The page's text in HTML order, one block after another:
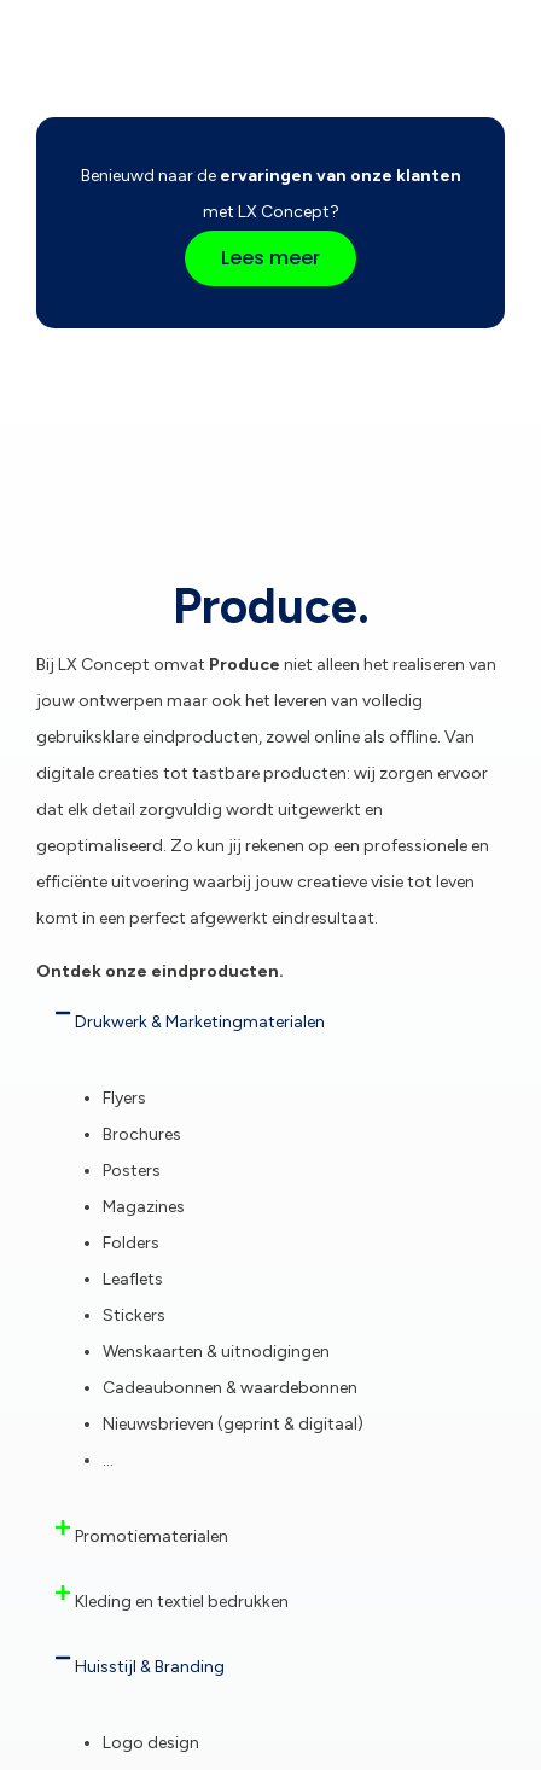
Benieuwd naar de ervaringen van onze klanten
met LX Concept?
Lees meer
Produce.
Bij LX Concept omvat Produce niet alleen het realiseren van
jouw ontwerpen maar ook het leveren van volledig
gebruiksklare eindproducten, zowel online als offline. Van
digitale creaties tot tastbare producten: wij zorgen ervoor
dat elk detail zorgvuldig wordt uitgewerkt en
geoptimaliseerd. Zo kun jij rekenen op een professionele en
efficiënte uitvoering waarbij jouw creatieve visie tot leven
komt in een perfect afgewerkt eindresultaat.
Ontdek onze eindproducten.
Drukwerk & Marketingmaterialen
Flyers
Brochures
Posters
Magazines
Folders
Leaflets
Stickers
Wenskaarten & uitnodigingen
Cadeaubonnen & waardebonnen
Nieuwsbrieven (geprint & digitaal)
…
Promotiematerialen
Kleding en textiel bedrukken
Huisstijl & Branding
Logo design